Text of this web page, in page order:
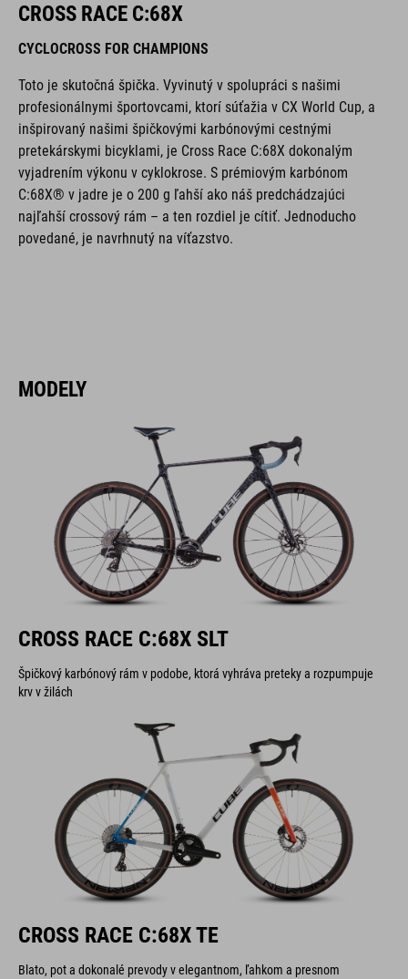
CROSS RACE C:68X
CYCLOCROSS FOR CHAMPIONS
Toto je skutočná špička. Vyvinutý v spolupráci s našimi
profesionálnymi športovcami, ktorí súťažia v CX World Cup, a
inšpirovaný našimi špičkovými karbónovými cestnými
pretekárskymi bicyklami, je Cross Race C:68X dokonalým
vyjadrením výkonu v cyklokrose. S prémiovým karbónom
C:68X® v jadre je o 200 g ľahší ako náš predchádzajúci
najľahší crossový rám – a ten rozdiel je cítiť. Jednoducho
povedané, je navrhnutý na víťazstvo.
MODELY
CROSS RACE C:68X SLT
Špičkový karbónový rám v podobe, ktorá vyhráva preteky a rozpumpuje
krv v žilách
CROSS RACE C:68X TE
Blato, pot a dokonalé prevody v elegantnom, ľahkom a presnom